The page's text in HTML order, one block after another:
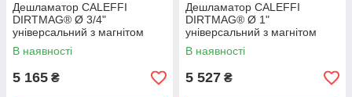
Дешламатор CALEFFI
DIRTMAG® Ø 3/4"
універсальний з магнітом
(композит) 3,0 bar 0–90 °C 5
μm (Італія)
В наявності
5 165 ₴
Дешламатор CALEFFI
DIRTMAG® Ø 1"
універсальний з магнітом
(композит) 3,0 bar 0–90 °C 5
μm (Італія)
В наявності
5 527 ₴